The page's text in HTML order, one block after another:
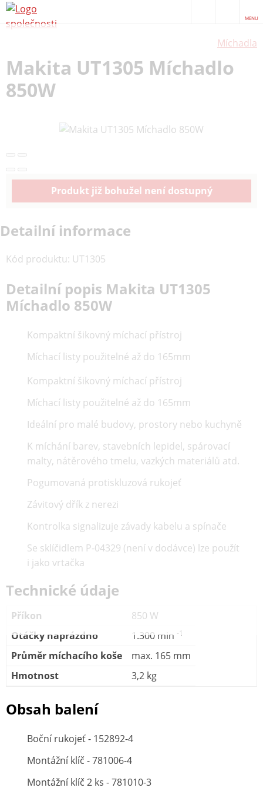
MENU
Míchadla
Makita UT1305 Míchadlo
850W
Produkt již bohužel není dostupný
Detailní informace
Kód produktu: UT1305
Detailní popis Makita UT1305
Míchadlo 850W
Kompaktní šikovný míchací přístroj
Míchací listy použitelné až do 165mm
Kompaktní šikovný míchací přístroj
Míchací listy použitelné až do 165mm
Ideální pro malé budovy, prostory nebo kuchyně
K míchání barev, stavebních lepidel, spárovací
malty, nátěrového tmelu, vazkých materiálů atd.
Pogumovaná protiskluzová rukojeť
Závitový dřík z nerezi
Kontrolka signalizuje závady kabelu a spínače
Se sklíčidlem P-04329 (není v dodávce) lze použít
i jako vrtačka
Technické údaje
Příkon
850 W
Otáčky naprázdno
1.300 min -1
Průměr míchacího koše
max. 165 mm
Hmotnost
3,2 kg
Obsah balení
Boční rukojeť - 152892-4
Montážní klíč - 781006-4
Montážní klíč 2 ks - 781010-3